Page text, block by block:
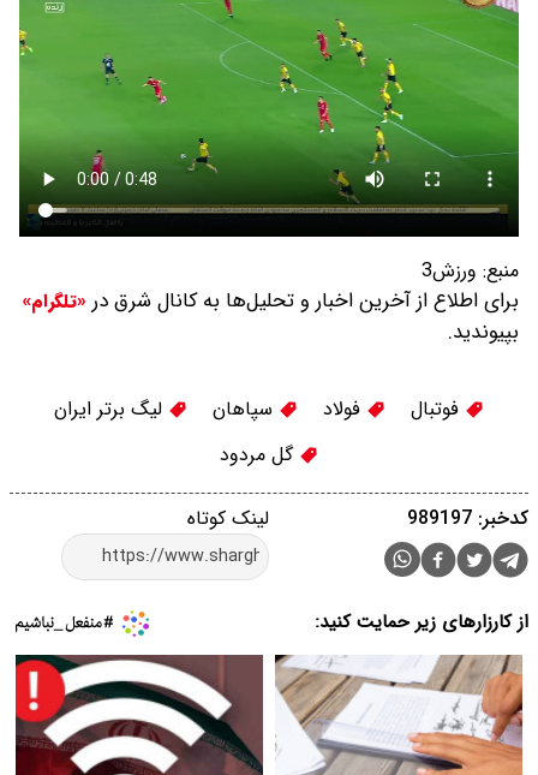
منبع: ورزش3
برای اطلاع از آخرین اخبار و تحلیل‌ها به کانال شرق در «تلگرام»
بپیوندید.
فوتبال فولاد سپاهان
لیگ برتر ایران
گل مردود
لینک کوتاه کدخبر: 989197
از کارزارهای زیر حمایت کنید: